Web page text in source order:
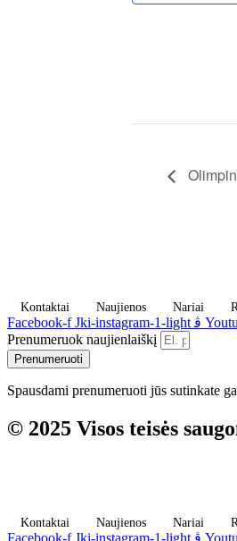
Kontaktai Naujienos Nariai
Facebook-f Jki-instagram-1-light
Prenumeruok naujienlaiškį
Prenumeruoti
Spausdami prenumeruoti jūs sutinkate
© 2025 Visos teisės
Kontaktai Naujienos Nariai
Facebook-f Jki-instagram-1-light